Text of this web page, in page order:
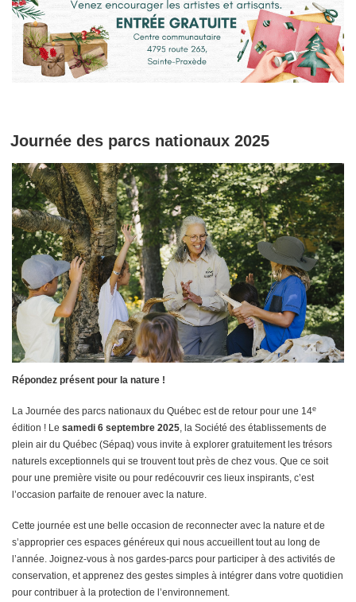
Journée des parcs nationaux 2025
Répondez présent pour la nature !
La Journée des parcs nationaux du Québec est de retour pour une 14e
édition ! Le samedi 6 septembre 2025, la Société des établissements de
plein air du Québec (Sépaq) vous invite à explorer gratuitement les trésors
naturels exceptionnels qui se trouvent tout près de chez vous. Que ce soit
pour une première visite ou pour redécouvrir ces lieux inspirants, c’est
l’occasion parfaite de renouer avec la nature.
Cette journée est une belle occasion de reconnecter avec la nature et de
s’approprier ces espaces généreux qui nous accueillent tout au long de
l’année. Joignez-vous à nos gardes-parcs pour participer à des activités de
conservation, et apprenez des gestes simples à intégrer dans votre quotidien
pour contribuer à la protection de l’environnement.